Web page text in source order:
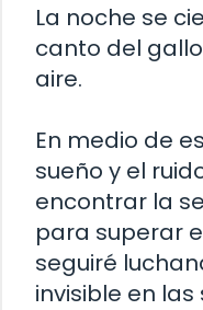
La noche se
canto del
aire.
En medio de
sueño y el
encontrar la
para superar
seguiré
invisible en